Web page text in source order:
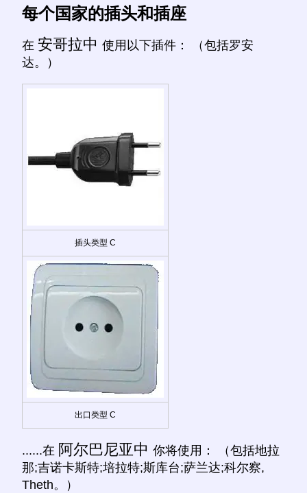
每个国家的插头和插座
在 安哥拉中 使用以下插件： （包括罗安
达。）
插头类型 C
出口类型 C
......在 阿尔巴尼亚中 你将使用： （包括地拉
那;吉诺卡斯特;培拉特;斯库台;萨兰达;科尔察,
Theth。）